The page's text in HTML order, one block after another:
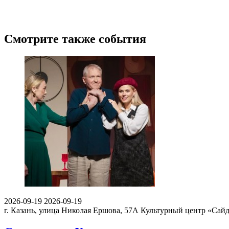
Смотрите также события
2026-09-19 2026-09-19
г. Казань, улица Николая Ершова, 57А Культурный центр